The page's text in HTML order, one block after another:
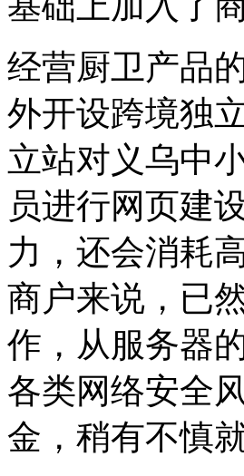
经营厨卫产品
外开设跨境独
立站对义乌中
员进行网页建
力，还会消耗
商户来说，已
作，从服务器
各类网络安全
金，稍有不慎